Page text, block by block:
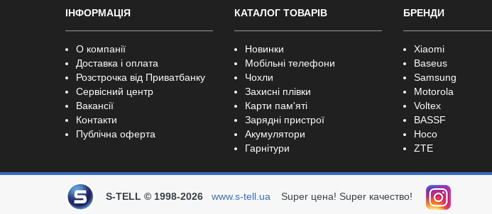
ІНФОРМАЦІЯ
О компанії
Доставка і оплата
Розстрочка від Приватбанку
Сервісний центр
Вакансії
Контакти
Публічна оферта
КАТАЛОГ ТОВАРІВ
Новинки
Мобільні телефони
Чохли
Захисні плівки
Карти пам'яті
Зарядні пристрої
Акумулятори
Гарнітури
БРЕНДИ
Xiaomi
Baseus
Samsung
Motorola
Voltex
BASSF
Hoco
ZTE
S-TELL © 1998-2026 www.s-tell.ua Super цена! Super качество!